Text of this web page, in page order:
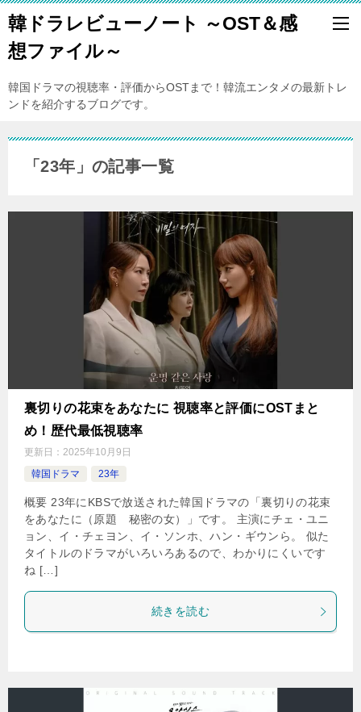
韓ドラレビューノート ～OST＆感
想ファイル～
韓国ドラマの視聴率・評価からOSTまで！韓流エンタメの最新トレ
ンドを紹介するブログです。
「23年」の記事一覧
裏切りの花束をあなたに 視聴率と評価にOSTまと
め！歴代最低視聴率
更新日： 2025年10月9日
韓国ドラマ
23年
概要 23年にKBSで放送された韓国ドラマの「裏切りの花束
をあなたに（原題 秘密の女）」です。 主演にチェ・ユニ
ョン、イ・チェヨン、イ・ソンホ、ハン・ギウンら。 似た
タイトルのドラマがいろいろあるので、わかりにくいです
ね […]
続きを読む